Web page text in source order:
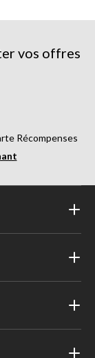
vos offres
Récompenses